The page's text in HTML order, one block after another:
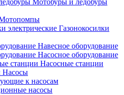
Мотобуры и ледобуры
Газонокосилки
Навесное оборудование
Насосное оборудование
Насосные станции
Насосы
к насосам
насосы